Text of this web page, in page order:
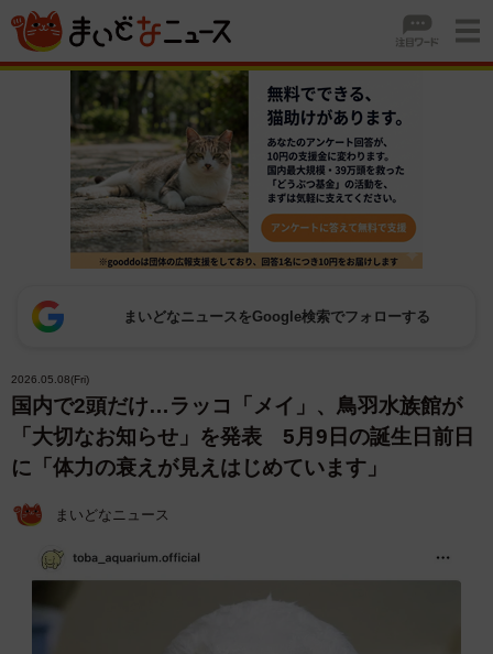
まいどなニュースをGoogle検索でフォローする
2026.05.08(Fri)
国内で2頭だけ…ラッコ「メイ」、鳥羽水族館が
「大切なお知らせ」を発表 5月9日の誕生日前日
に「体力の衰えが見えはじめています」
まいどなニュース